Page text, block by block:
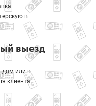
в
выезд
дом или в
клиента